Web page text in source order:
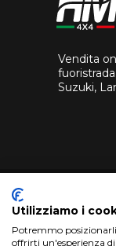
Vendita
Suzuki,
Utilizziamo i
Potremmo
offrirti un'esperienza